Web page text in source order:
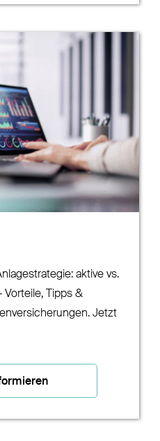
aktive vs.
Vorteile, Tipps &
Jetzt